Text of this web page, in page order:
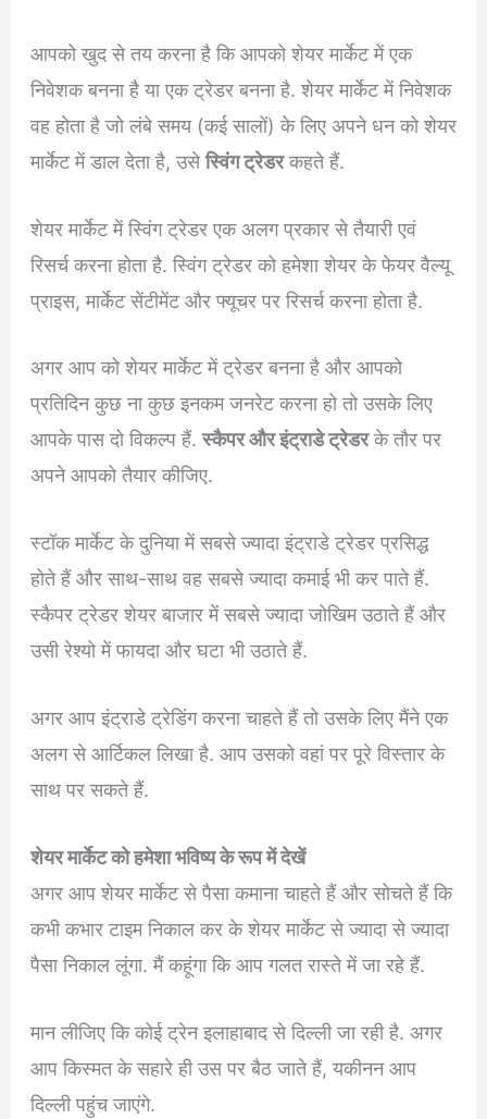
आपको खुद से तय करना है कि आपको शेयर मार्केट में एक
निवेशक बनना है या एक ट्रेडर बनना है. शेयर मार्केट में निवेशक
वह होता है जो लंबे समय (कई सालों) के लिए अपने धन को शेयर
मार्केट में डाल देता है, उसेस्विंग ट्रेडरकहते हैं.
शेयर मार्केट में स्विंग ट्रेडर एक अलग प्रकार से तैयारी एवं
रिसर्च करना होता है. स्विंग ट्रेडर को हमेशा शेयर के फेयर वैल्यू
प्राइस, मार्केट सेंटीमेंट और फ्यूचर पर रिसर्च करना होता है.
अगर आप को शेयर मार्केट में ट्रेडर बनना है और आपको
प्रतिदिन कुछ ना कुछ इनकम जनरेट करना हो तो उसके लिए
आपके पास दो विकल्प हैं.स्कैपर और इंट्राडे ट्रेडरके तौर पर
अपने आपको तैयार कीजिए.
स्टॉक मार्केट के दुनिया में सबसे ज्यादा इंट्राडे ट्रेडर प्रसिद्ध
होते हैं और साथ-साथ वह सबसे ज्यादा कमाई भी कर पाते हैं.
स्कैपर ट्रेडर शेयर बाजार में सबसे ज्यादा जोखिम उठाते हैं और
उसी रेश्यो में फायदा और घटा भी उठाते हैं.
अगर आप इंट्राडे ट्रेडिंग करना चाहते हैं तो उसके लिए मैंने एक
अलग से आर्टिकल लिखा है. आप उसको वहां पर पूरे विस्तार के
साथ पर सकते हैं.
शेयर मार्केट को हमेशा भविष्य के रूप में देखें
अगर आप शेयर मार्केट से पैसा कमाना चाहते हैं और सोचते हैं कि
कभी कभार टाइम निकाल कर के शेयर मार्केट से ज्यादा से ज्यादा
पैसा निकाल लूंगा. मैं कहूंगा कि आप गलत रास्ते में जा रहे हैं.
मान लीजिए कि कोई ट्रेन इलाहाबाद से दिल्ली जा रही है. अगर
आप किस्मत के सहारे ही उस पर बैठ जाते हैं, यकीनन आप
दिल्ली पहुंच जाएंगे.